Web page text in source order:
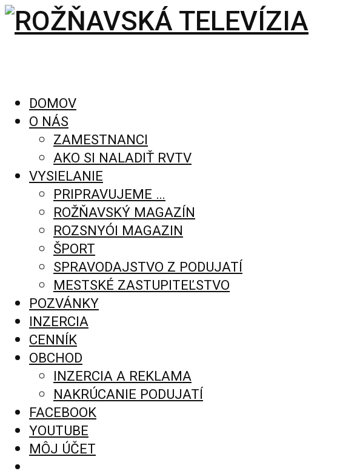
DOMOV
O NÁS
ZAMESTNANCI
AKO SI NALADIŤ RVTV
VYSIELANIE
PRIPRAVUJEME …
ROŽŇAVSKÝ MAGAZÍN
ROZSNYÓI MAGAZIN
ŠPORT
SPRAVODAJSTVO Z PODUJATÍ
MESTSKÉ ZASTUPITEĽSTVO
POZVÁNKY
INZERCIA
CENNÍK
OBCHOD
INZERCIA A REKLAMA
NAKRÚCANIE PODUJATÍ
FACEBOOK
YOUTUBE
MÔJ ÚČET